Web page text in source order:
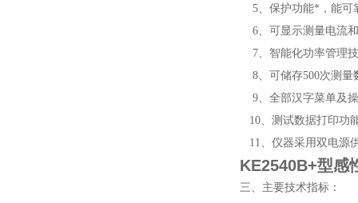
5、保护功能*，能可
6、可显示测量电流
7、智能化功率管理
8、可储存500次测量
9、全部汉字菜单及
10、测试数据打印功
11、仪器采用双电源
KE2540B+型感
三、主要技术指标：